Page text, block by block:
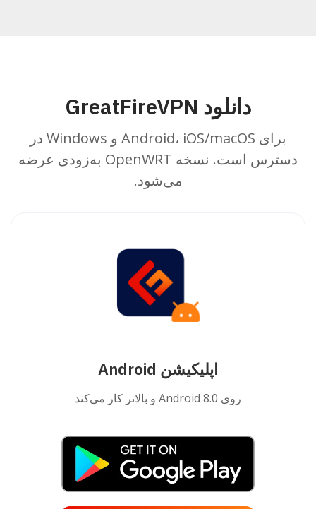
دانلود GreatFireVPN
برای Android، iOS/macOS و Windows در
دسترس است. نسخه OpenWRT به‌زودی عرضه
می‌شود.
اپلیکیشن Android
روی Android 8.0 و بالاتر کار می‌کند